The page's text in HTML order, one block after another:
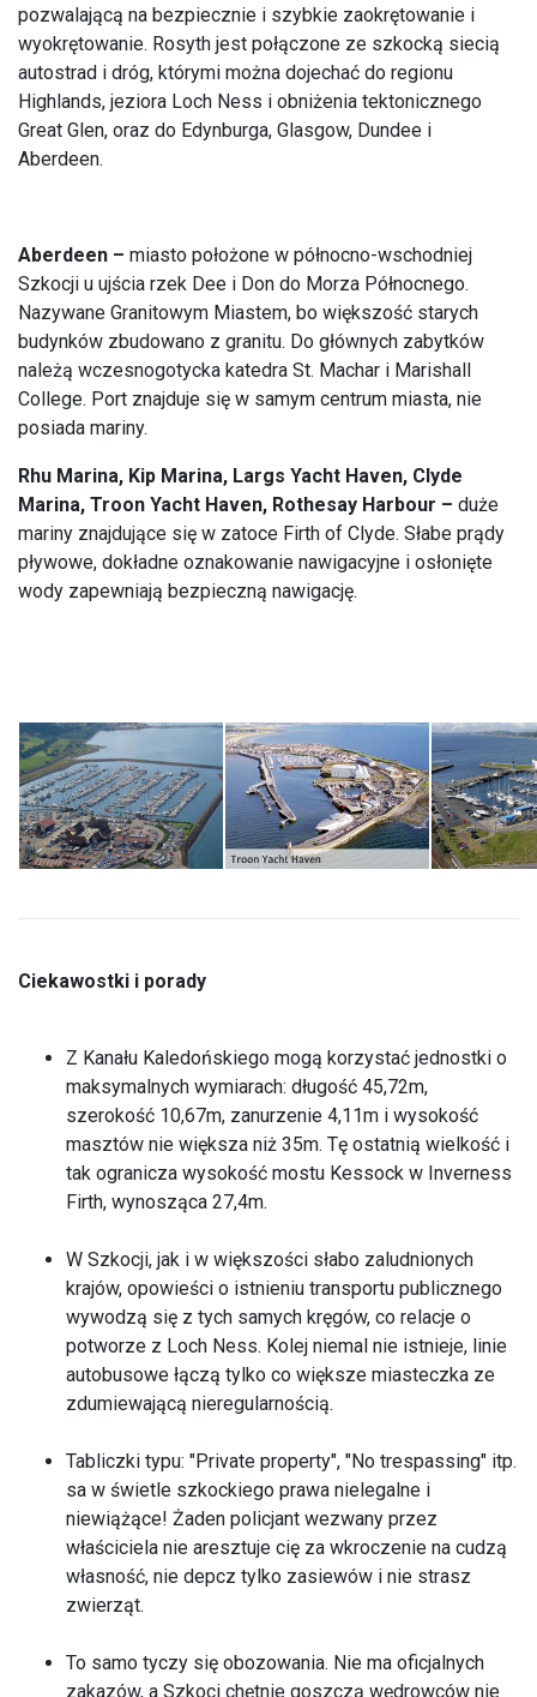
pozwalającą na bezpiecznie i szybkie zaokrętowanie i
wyokrętowanie. Rosyth jest połączone ze szkocką siecią
autostrad i dróg, którymi można dojechać do regionu
Highlands, jeziora Loch Ness i obniżenia tektonicznego
Great Glen, oraz do Edynburga, Glasgow, Dundee i
Aberdeen.
Aberdeen – miasto położone w północno-wschodniej
Szkocji u ujścia rzek Dee i Don do Morza Północnego.
Nazywane Granitowym Miastem, bo większość starych
budynków zbudowano z granitu. Do głównych zabytków
należą wczesnogotycka katedra St. Machar i Marishall
College. Port znajduje się w samym centrum miasta, nie
posiada mariny.
Rhu Marina, Kip Marina, Largs Yacht Haven, Clyde
Marina, Troon Yacht Haven, Rothesay Harbour – duże
mariny znajdujące się w zatoce Firth of Clyde. Słabe prądy
pływowe, dokładne oznakowanie nawigacyjne i osłonięte
wody zapewniają bezpieczną nawigację.
Ciekawostki i porady
Z Kanału Kaledońskiego mogą korzystać jednostki o
maksymalnych wymiarach: długość 45,72m,
szerokość 10,67m, zanurzenie 4,11m i wysokość
masztów nie większa niż 35m. Tę ostatnią wielkość i
tak ogranicza wysokość mostu Kessock w Inverness
Firth, wynosząca 27,4m.
W Szkocji, jak i w większości słabo zaludnionych
krajów, opowieści o istnieniu transportu publicznego
wywodzą się z tych samych kręgów, co relacje o
potworze z Loch Ness. Kolej niemal nie istnieje, linie
autobusowe łączą tylko co większe miasteczka ze
zdumiewającą nieregularnością.
Tabliczki typu: "Private property", "No trespassing" itp.
sa w świetle szkockiego prawa nielegalne i
niewiążące! Żaden policjant wezwany przez
właściciela nie aresztuje cię za wkroczenie na cudzą
własność, nie depcz tylko zasiewów i nie strasz
zwierząt.
To samo tyczy się obozowania. Nie ma oficjalnych
zakazów, a Szkoci chętnie goszczą wędrowców nie